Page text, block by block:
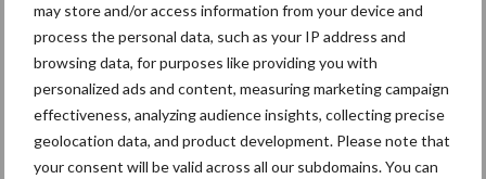
may store and/or access information from your device and
process the personal data, such as your IP address and
browsing data, for purposes like providing you with
personalized ads and content, measuring marketing campaign
effectiveness, analyzing audience insights, collecting precise
geolocation data, and product development. Please note that
your consent will be valid across all our subdomains. You can
Coronavirus UVC